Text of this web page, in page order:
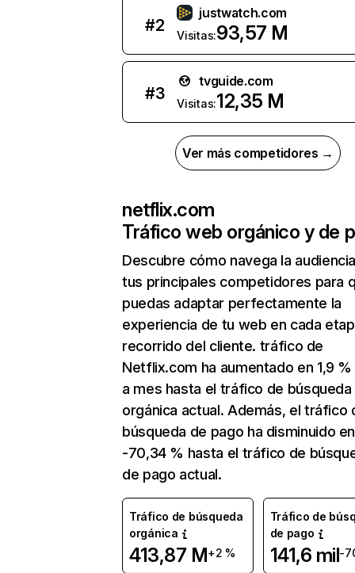
#2
justwatch.com
Visitas:93,57 M
#3
tvguide.com
Visitas:12,35 M
Ver más competidores →
netflix.com
Tráfico web orgánico y de
Descubre cómo navega la
tus principales competidores para
puedas adaptar perfectamente la
experiencia de tu web en cada
recorrido del cliente. tráfico de
Netflix.com ha aumentado en 1,9
a mes hasta el tráfico de búsqueda
orgánica actual. Además, el tráfico
búsqueda de pago ha disminuido en
-70,34 % hasta el tráfico de
de pago actual.
Tráfico de búsqueda
orgánica
413,87 M+2 %
Tráfico de
de pago
141,6 mil-